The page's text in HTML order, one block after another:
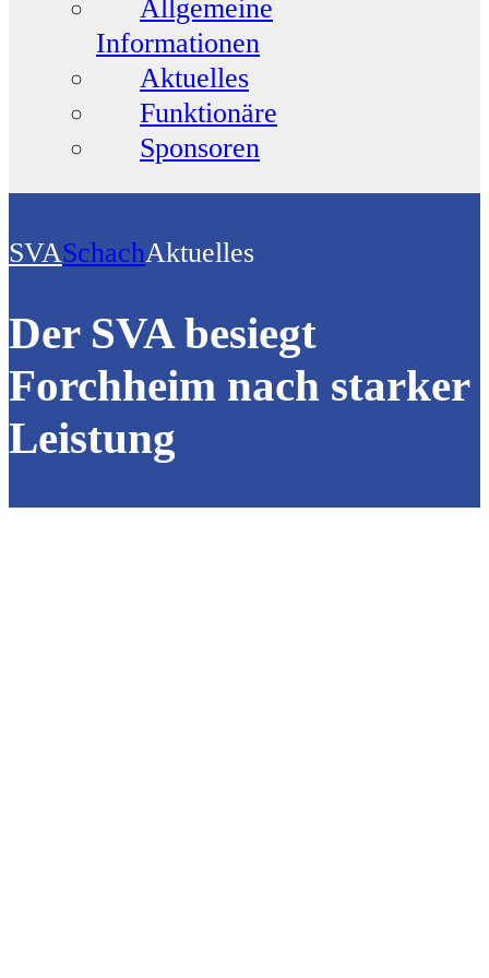
Allgemeine
Informationen
Aktuelles
Funktionäre
Sponsoren
SVASchachAktuelles
Der SVA besiegt
Forchheim nach starker
Leistung